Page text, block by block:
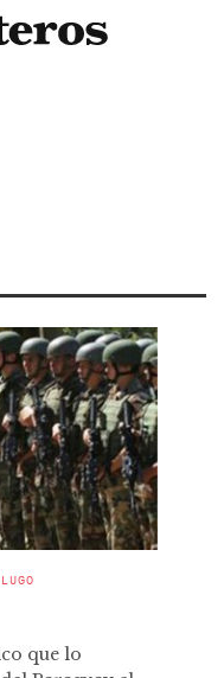
que lo